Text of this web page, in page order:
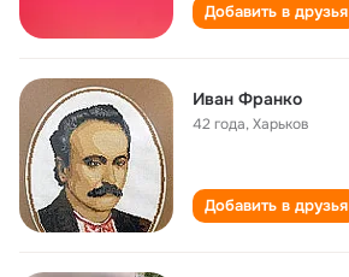
Добавить в друзья
Иван Франко
42 года,Харьков
Добавить в друзья